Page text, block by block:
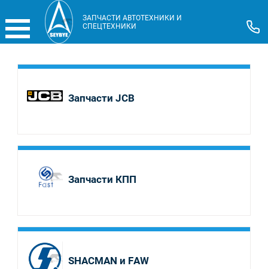
ЗАПЧАСТИ АВТОТЕХНИКИ И
СПЕЦТЕХНИКИ
Запчасти JCB
Запчасти КПП
SHACMAN и FAW